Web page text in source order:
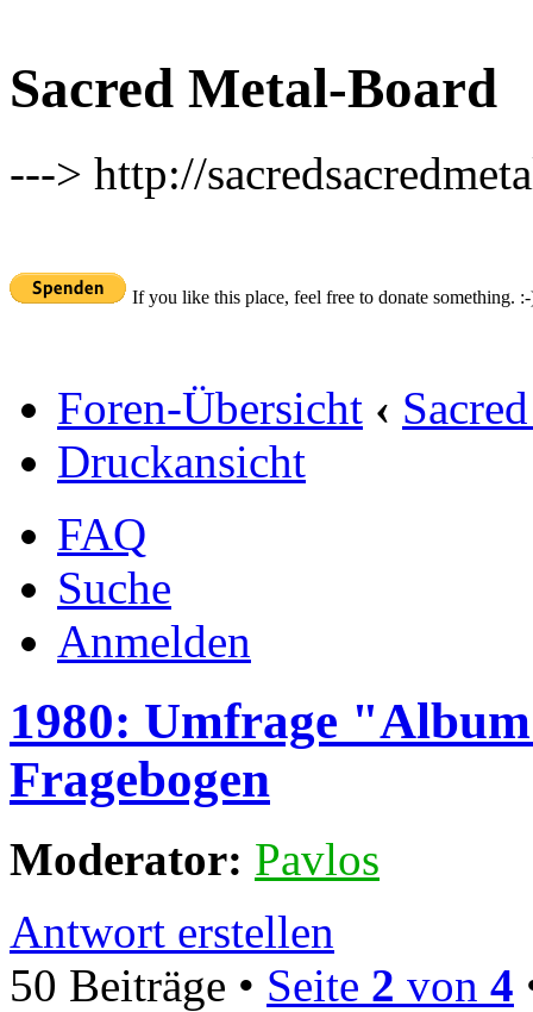
Sacred Metal-Board
---> http://
If you like this place, feel free to donate something.
Foren-Übersicht ‹
Druckansicht
FAQ
Suche
Anmelden
1980: Umfrage
Fragebogen
Moderator: Pavlos
Antwort erstellen
50 Beiträge • Seite 2 von 4